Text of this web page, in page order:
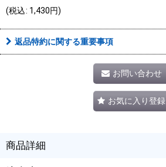
(税込: 1,430円)
返品特約に関する重要事項
お問い合わせ
お気に入り登録
商品詳細